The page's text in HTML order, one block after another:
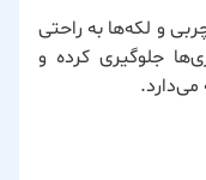
و لکه‌ها به راحتی
جلوگیری کرده و